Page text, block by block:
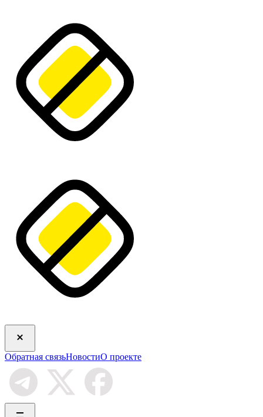
Обратная связьНовостиО проекте